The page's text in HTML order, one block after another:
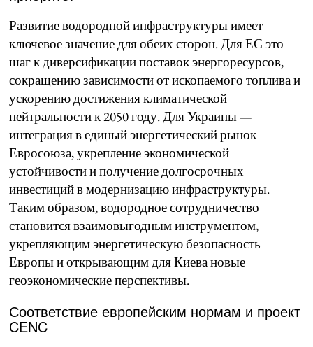
Развитие водородной инфраструктуры имеет
ключевое значение для обеих сторон. Для ЕС это
шаг к диверсификации поставок энергоресурсов,
сокращению зависимости от ископаемого топлива и
ускорению достижения климатической
нейтральности к 2050 году. Для Украины —
интеграция в единый энергетический рынок
Евросоюза, укрепление экономической
устойчивости и получение долгосрочных
инвестиций в модернизацию инфраструктуры.
Таким образом, водородное сотрудничество
становится взаимовыгодным инструментом,
укрепляющим энергетическую безопасность
Европы и открывающим для Киева новые
геоэкономические перспективы.
Соответствие европейским нормам и проект
CENC